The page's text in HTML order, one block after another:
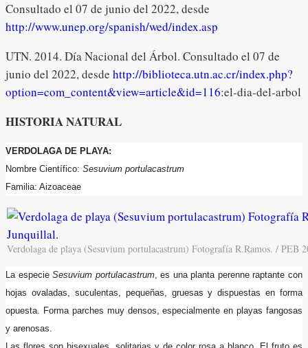
Consultado el 07 de junio del 2022, desde
http://www.unep.org/spanish/wed/index.asp
UTN. 2014. Día Nacional del Árbol. Consultado el 07 de
junio del 2022, desde http://biblioteca.utn.ac.cr/index.php?
option=com_content&view=article&id=116:el-dia-del-arbol
HISTORIA NATURAL
VERDOLAGA DE PLAYA:
Nombre Científico: Sesuvium portulacastrum
Familia: Aizoaceae
Verdolaga de playa (Sesuvium portulacastrum) Fotografía R.Ramos. / PEB
La especieSesuvium portulacastrum, es una planta perenne raptante con
hojas ovaladas, suculentas, pequeñas, gruesas y dispuestas en forma
opuesta. Forma parches muy densos, especialmente en playas fangosas
y arenosas.